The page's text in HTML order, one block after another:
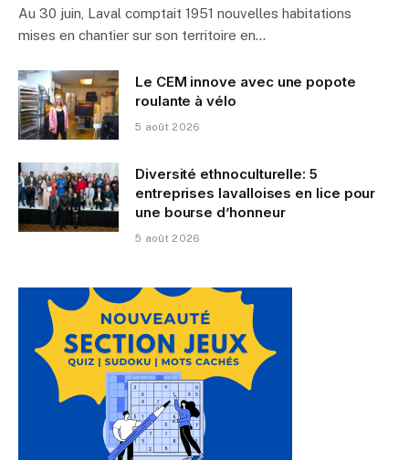
Au 30 juin, Laval comptait 1951 nouvelles habitations
mises en chantier sur son territoire en…
Le CEM innove avec une popote
roulante à vélo
5 août 2026
Diversité ethnoculturelle: 5
entreprises lavalloises en lice pour
une bourse d’honneur
5 août 2026